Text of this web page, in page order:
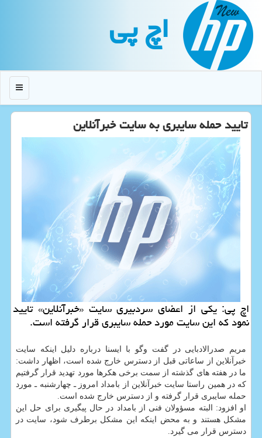
اچ پی
منو
تایید حمله سایبری به سایت خبرآنلاین
اچ پی: یكی از اعضای سردبیری سایت «خبرآنلاین» تایید
نمود كه این سایت مورد حمله سایبری قرار گرفته است.
مریم صدرالادبایی در گفت وگو با ایسنا درباره دلیل اینكه سایت
خبرآنلاین از ساعاتی قبل از دسترس خارج شده است، اظهار داشت:
ما در هفته های گذشته از سمت برخی هكرها مورد تهدید قرار گرفتیم
كه در همین راستا سایت خبرآنلاین از بامداد امروز ـ چهارشنبه ـ مورد
حمله سایبری قرار گرفته و از دسترس خارج شده است.
او افزود: البته مسؤولان فنی از بامداد در حال پیگیری برای حل این
مشكل هستند و به محض اینكه این مشكل برطرف شود، سایت در
دسترس قرار می گیرد.